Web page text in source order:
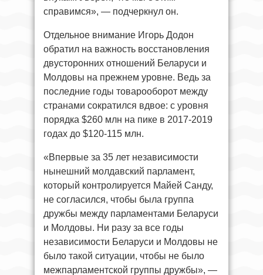
справимся», — подчеркнул он.
Отдельное внимание Игорь Додон
обратил на важность восстановления
двусторонних отношений Беларуси и
Молдовы на прежнем уровне. Ведь за
последние годы товарооборот между
странами сократился вдвое: с уровня
порядка $260 млн на пике в 2017-2019
годах до $120-115 млн.
«Впервые за 35 лет независимости
нынешний молдавский парламент,
который контролируется Майей Санду,
не согласился, чтобы была группа
дружбы между парламентами Беларуси
и Молдовы. Ни разу за все годы
независимости Беларуси и Молдовы не
было такой ситуации, чтобы не было
межпарламентской группы дружбы», —